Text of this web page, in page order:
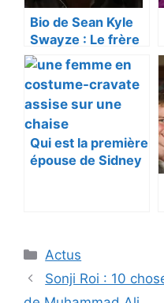
Bio de Sean Kyle
Swayze : Le frère
de Patrick Swayze
joue-t-il toujours ?
Qui est la première
épouse de Sidney
Catégories
Actus
Sonji Roi : 10